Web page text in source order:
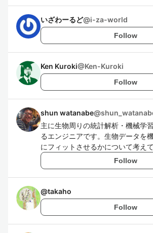
いざわーるど@i-za-world
Follow
Ken Kuroki@Ken-Kuroki
Follow
shun watanabe@
主に生物周りの統計解析・機械学
るエンジニアです。生物データを
にフィットさせるかについて考えて
Follow
@takaho
Follow